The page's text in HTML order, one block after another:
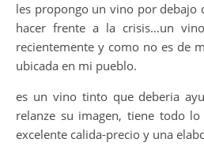
les propongo un vino por debajo
hacer frente a la crisis…un
recientemente y como no es de
ubicada en mi pueblo.
es un vino tinto que deberia
relanze su imagen, tiene todo
excelente calida-precio y una